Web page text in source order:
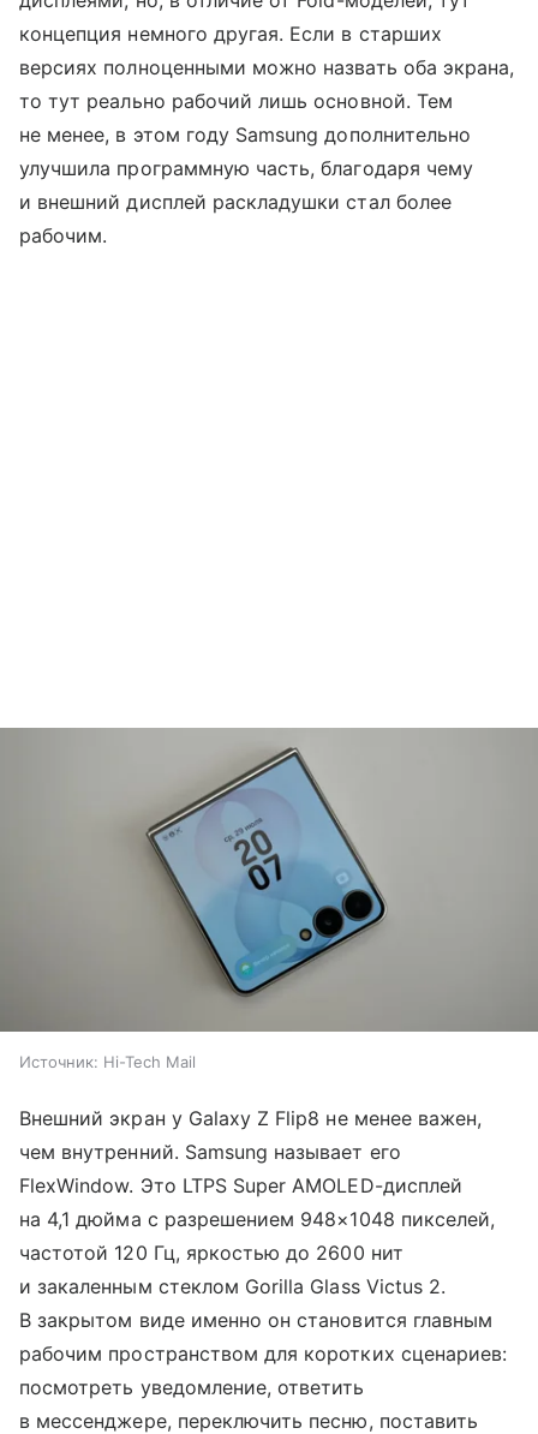
концепция немного другая. Если в старших
версиях полноценными можно назвать оба экрана,
то тут реально рабочий лишь основной. Тем
не менее, в этом году Samsung дополнительно
улучшила программную часть, благодаря чему
и внешний дисплей раскладушки стал более
рабочим.
Источник: Hi-Tech Mail
Внешний экран у Galaxy Z Flip8 не менее важен,
чем внутренний. Samsung называет его
FlexWindow. Это LTPS Super AMOLED-дисплей
на 4,1 дюйма с разрешением 948×1048 пикселей,
частотой 120 Гц, яркостью до 2600 нит
и закаленным стеклом Gorilla Glass Victus 2.
В закрытом виде именно он становится главным
рабочим пространством для коротких сценариев:
посмотреть уведомление, ответить
в мессенджере, переключить песню, поставить